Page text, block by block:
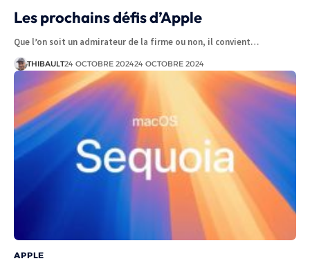
Les prochains défis d’Apple
Que l’on soit un admirateur de la firme ou non, il convient…
THIBAULT24 OCTOBRE 202424 OCTOBRE 2024
APPLE